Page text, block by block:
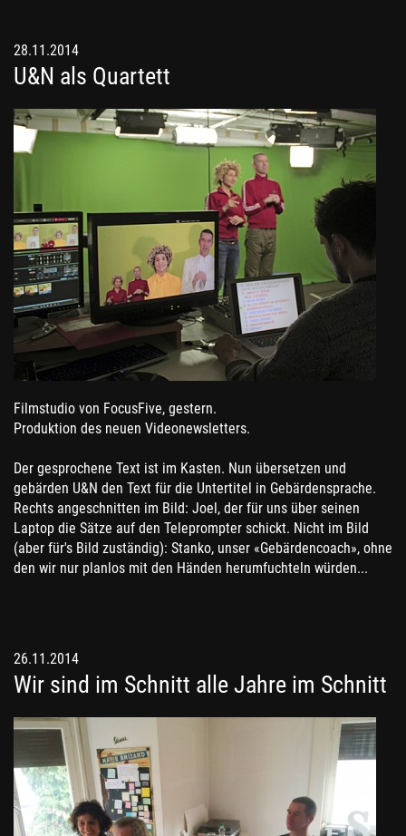
28.11.2014
U&N als Quartett
Filmstudio von FocusFive, gestern.
Produktion des neuen Videonewsletters.
Der gesprochene Text ist im Kasten. Nun übersetzen und
gebärden U&N den Text für die Untertitel in Gebärdensprache.
Rechts angeschnitten im Bild: Joel, der für uns über seinen
Laptop die Sätze auf den Teleprompter schickt. Nicht im Bild
(aber für's Bild zuständig): Stanko, unser «Gebärdencoach», ohne
den wir nur planlos mit den Händen herumfuchteln würden...
26.11.2014
Wir sind im Schnitt alle Jahre im Schnitt